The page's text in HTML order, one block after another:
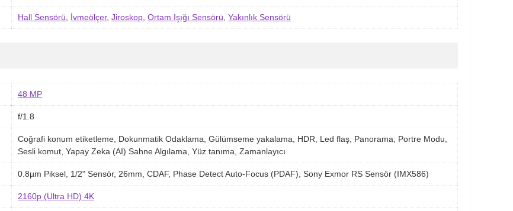
Hall Sensörü İvmeölçer, Jiroskop Ortam Işığı Sensörü Yakınlık Sensörü
48 MP
f/1.8
Coğrafi konum etiketleme, Dokunmatik Odaklama, Gülümseme yakalama, HDR, Led flaş, Panorama, Portre Modu,
Sesli komut, Yapay Zeka (AI) Sahne Algılama, Yüz tanıma, Zamanlayıcı
0.8µm Piksel, 1/2" Sensör, 26mm, CDAF, Phase Detect Auto-Focus (PDAF), Sony Exmor RS Sensör (IMX586)
2160p (Ultra HD) 4K